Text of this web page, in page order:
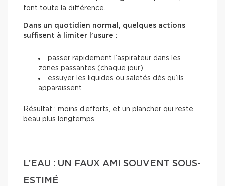
font toute la différence.
Dans un quotidien normal, quelques actions
suffisent à limiter l’usure :
passer rapidement l’aspirateur dans les
zones passantes (chaque jour)
essuyer les liquides ou saletés dès qu’ils
apparaissent
Résultat : moins d’efforts, et un plancher qui reste
beau plus longtemps.
L’EAU : UN FAUX AMI SOUVENT SOUS-
ESTIMÉ